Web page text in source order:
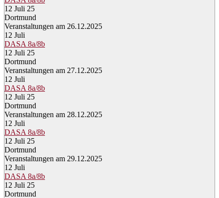
12 Juli 25
Dortmund
Veranstaltungen am 26.12.2025
12 Juli
DASA 8a/8b
12 Juli 25
Dortmund
Veranstaltungen am 27.12.2025
12 Juli
DASA 8a/8b
12 Juli 25
Dortmund
Veranstaltungen am 28.12.2025
12 Juli
DASA 8a/8b
12 Juli 25
Dortmund
Veranstaltungen am 29.12.2025
12 Juli
DASA 8a/8b
12 Juli 25
Dortmund